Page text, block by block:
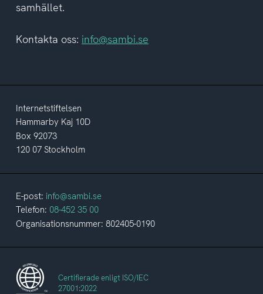
samhället.
Kontakta oss: info@sambi.se
Internetstiftelsen
Hammarby Kaj 10D
Box 92073
120 07 Stockholm
E-post: info@sambi.se
Telefon: 08-452 35 00
Organisationsnummer: 802405-0190
Certifierade enligt ISO/IEC
27001:2022